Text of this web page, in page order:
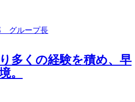
グループ長
多くの経験を積め、早
。